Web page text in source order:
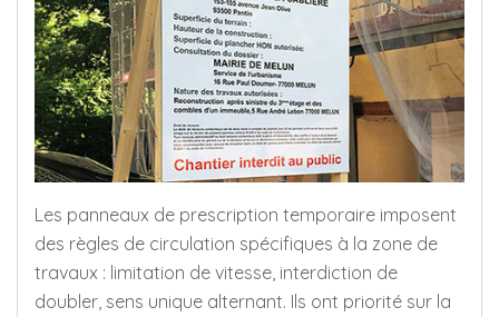
Les panneaux de prescription temporaire imposent
des règles de circulation spécifiques à la zone de
travaux : limitation de vitesse, interdiction de
doubler, sens unique alternant. Ils ont priorité sur la